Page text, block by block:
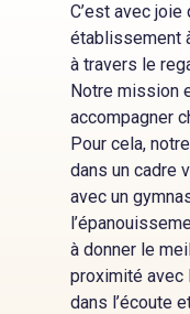
C’est avec
établissement
à travers le
Notre mission
accompagner
Pour cela,
dans un cadre
avec un
à donner le
proximité
dans l’écoute